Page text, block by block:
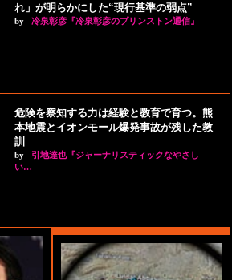
れ」が明らかにした“現行基準の弱点”
by 冷泉彰彦『冷泉彰彦のプリンストン通信』
危険を察知する力は経験と教育で育つ。熊
本地震とイオンモール爆発事故が残した教
訓
by
引地達也『ジャーナリスティックなやさし
い…